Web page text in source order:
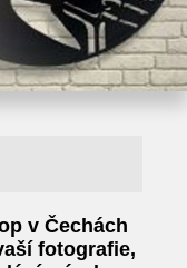
v Čechách
fotografie,